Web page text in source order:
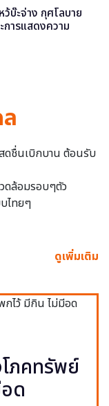
ว้บ๊ะจ่าง กุศโลบาย
การแสดงความ
ดชื่นเบิกบาน ต้อนรับ
ดล้อมรอบๆตัว
ไทยๆ
ดูเพิ่มเติม
ภคทรัพย์
ด